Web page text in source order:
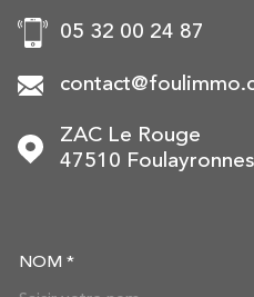
05 32 00 24 87
ZAC Le Rouge
47510
Foulayronnes
NOM *